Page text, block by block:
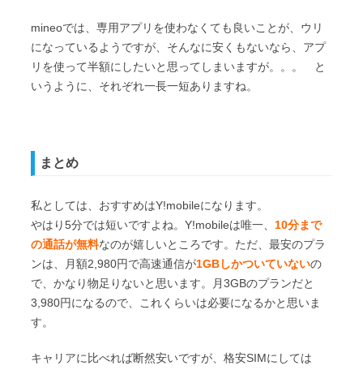
mineoでは、専用アプリを使わなくても良いことが、ウリ
になっているようですが、そんなに安くもないなら、アプ
リを使って半額にしたいと思ってしまいますが。。。 と
いうように、それぞれ一長一短ありますね。
まとめ
私としては、おすすめはY!mobileになります。
やはり5分では短いですよね。Y!mobileは唯一、 10分まで
の通話が無料なのが嬉しいところです。ただ、最安のプラ
ンは、月額2,980円で高速通信が1GBしかついていないの
で、かなり物足りないと思います。月3GBのプランだと
3,980円になるので、これくらいは必要になるかと思いま
す。
キャリアに比べれば断然安いですが、格安SIMにしては